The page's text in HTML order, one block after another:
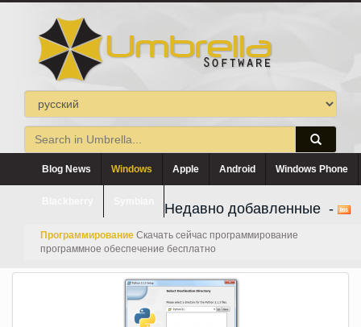
Blog News Windows Apple Android Windows Phone
Недавно добавленные -
Программирование Скачать сейчас программирование
программное обеспечение бесплатно